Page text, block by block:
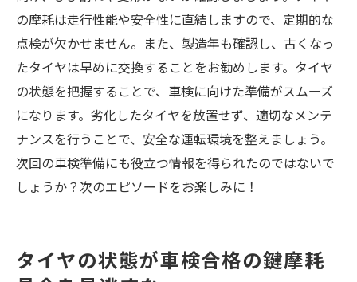
リア
車検に備えたタイヤ検査の詳細ガイド
タイヤの状態を正確に評価するためのポイ
ント
車検合格に不可欠なタイヤチェックの手順
徹底的なタイヤチェックで車検への不安を
払拭
の摩耗は走行性能や安全性に直結しますので、定期的な
点検が欠かせません。また、製造年も確認し、古くなっ
たタイヤは早めに交換することをお勧めします。タイヤ
の状態を把握することで、車検に向けた準備がスムーズ
になります。劣化したタイヤを放置せず、適切なメンテ
ナンスを行うことで、安全な運転環境を整えましょう。
次回の車検準備にも役立つ情報を得られたのではないで
しょうか？次のエピソードをお楽しみに！
タイヤの状態が車検合格の鍵摩耗